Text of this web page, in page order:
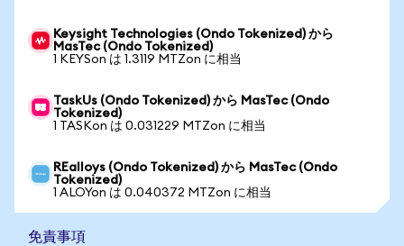
Keysight Technologies (Ondo Tokenized) から
MasTec (Ondo Tokenized)
1 KEYSon は 1.3119 MTZon に相当
TaskUs (Ondo Tokenized) から MasTec (Ondo
Tokenized)
1 TASKon は 0.031229 MTZon に相当
REalloys (Ondo Tokenized) から MasTec (Ondo
Tokenized)
1 ALOYon は 0.040372 MTZon に相当
免責事項